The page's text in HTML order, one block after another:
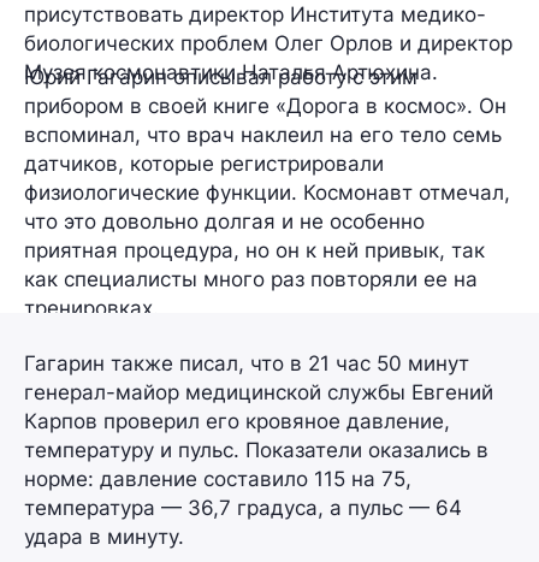
присутствовать директор Института медико-
биологических проблем Олег Орлов и директор
Музея космонавтики Наталья Артюхина.
Юрий Гагарин описывал работу с этим
прибором в своей книге «Дорога в космос». Он
вспоминал, что врач наклеил на его тело семь
датчиков, которые регистрировали
физиологические функции. Космонавт отмечал,
что это довольно долгая и не особенно
приятная процедура, но он к ней привык, так
как специалисты много раз повторяли ее на
тренировках.
Гагарин также писал, что в 21 час 50 минут
генерал-майор медицинской службы Евгений
Карпов проверил его кровяное давление,
температуру и пульс. Показатели оказались в
норме: давление составило 115 на 75,
температура — 36,7 градуса, а пульс — 64
удара в минуту.